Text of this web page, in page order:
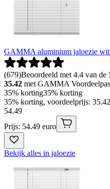
GAMMA aluminium jaloezie
(679)Beoordeeld met 4.4 van
35.42 met GAMMA Voordeelpas
35% korting35% korting
35% korting, voordeelprijs:
54.49
Prijs: 54.49 euro
Bekijk alles in jaloezie